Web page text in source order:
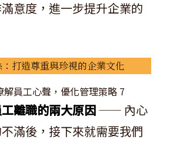
意度，進一步提升企業的
打造尊重與珍視的企業文化
離職的兩大原因—— 內心
滿後，接下來就需要我們